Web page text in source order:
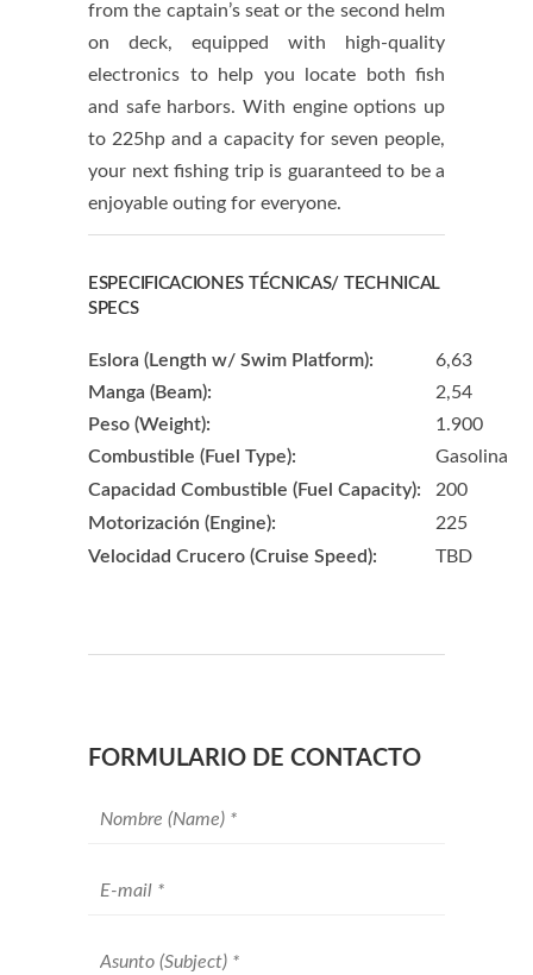
from the captain’s seat or the second helm
on deck, equipped with high-quality
electronics to help you locate both fish
and safe harbors. With engine options up
to 225hp and a capacity for seven people,
your next fishing trip is guaranteed to be a
enjoyable outing for everyone.
ESPECIFICACIONES TÉCNICAS/ TECHNICAL
SPECS
Eslora (Length w/ Swim Platform):
6,63
Manga (Beam):
2,54
Peso (Weight):
1.900
Combustible (Fuel Type):
Gasolina
Capacidad Combustible (Fuel Capacity):
200
Motorización (Engine):
225
Velocidad Crucero (Cruise Speed):
TBD
FORMULARIO DE CONTACTO
Your
Your
Subject *